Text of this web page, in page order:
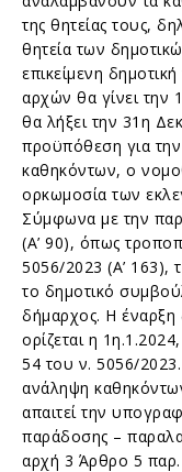
της θητείας τους,
θητεία των
επικείμενη
αρχών θα γίνει την
θα λήξει την 31η
προϋπόθεση για
καθηκόντων, ο
ορκωμοσία των
Σύμφωνα με την
(Α’ 90), όπως
5056/2023 (Α’ 163),
το δημοτικό
δήμαρχος. Η έναρξη
ορίζεται η
54 του ν. 5056/
ανάληψη
απαιτεί την
παράδοσης –
αρχή 3 Άρθρο 5